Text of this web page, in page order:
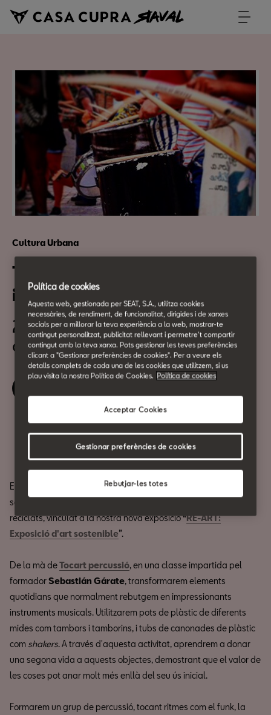
Cultura Urbana
Taller de percussió amb
instruments reciclats
25 de Juliol
a les 18:00h
Compartir
Et convidem a descobrir el poder de la música i la creativitat
sostenible al nostre taller de percussió amb instruments
reciclats, vinculat a la nostra nova exposició “RE-ART:
Exposició d'art sostenible”.
De la mà deTocart percussió, en una classe impartida pel
formadorSebastián Gárate, transformarem elements
quotidians que normalment rebutgem en impressionants
instruments musicals. Utilitzarem pots de plàstic de diferents
mides com tambors i tamborins, i tubs de canonades de plàstic
com shakers. A través d'aquesta activitat, aprendrem a donar
una segona vida a aquests objectes, demostrant que el valor de
les coses pot anar molt més enllà del seu ús inicial.
Formarem un grup de percussió, tocant ritmes com el funk, la
Política de cookies
Aquesta web, gestionada per SEAT, S.A., utilitza cookies
necessàries, de rendiment, de funcionalitat, dirigides i de xarxes
socials per a millorar la teva experiència a la web, mostrar-te
contingut personalitzat, publicitat rellevant i permetre't compartir
contingut amb la teva xarxa. Pots gestionar les teves preferències
clicant a "Gestionar preferències de cookies". Per a veure els
detalls complets de cada una de les cookies que utilitzem, si us
plau visita la nostra Política de Cookies. Política de cookies
Rebutjar-les totes
Acceptar Cookies
Gestionar preferències de cookies